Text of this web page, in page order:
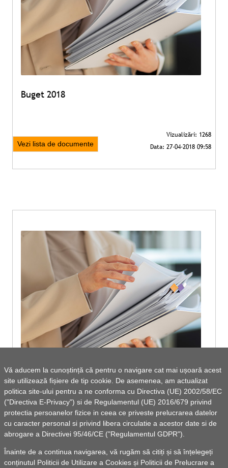
Vă aducem la cunoștință că pentru o navigare cat mai ușoară acest
site utilizează fișiere de tip cookie. De asemenea, am actualizat
politica site-ului pentru a ne conforma cu Directiva (UE) 2002/58/EC
("Directiva E-Privacy") si de Regulamentul (UE) 2016/679 privind
protectia persoanelor fizice in ceea ce priveste prelucrarea datelor
cu caracter personal si privind libera circulatie a acestor date si de
abrogare a Directivei 95/46/CE ("Regulamentul GDPR").
Înainte de a continua navigarea, vă rugăm să citiți și să înțelegeți
conținutul Politicii de Utilizare a Cookies și Politicii de Prelucrare a
Buget 2018
Vezi lista de documente
Cont de executie la 30 martie 2018